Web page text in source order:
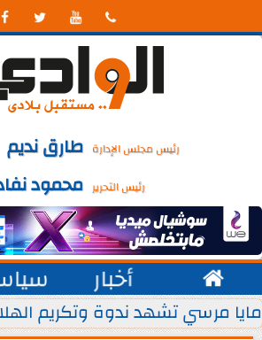
   
رئيس مجلس الإدارة طارق نديم
رئيس التحرير محمود
 أخبار
يوليو من كل عام
مايا مرسي تشهد ندوة وتكريم